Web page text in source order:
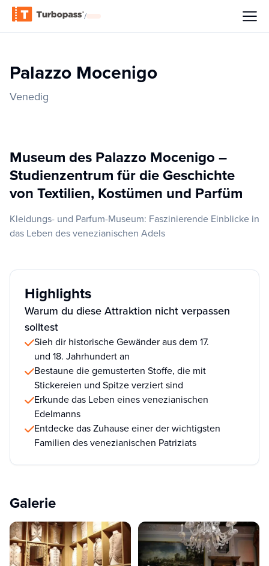
/
Palazzo Mocenigo
Venedig
Museum des Palazzo Mocenigo –
Studienzentrum für die Geschichte
von Textilien, Kostümen und Parfüm
Kleidungs- und Parfum-Museum: Faszinierende Einblicke in
das Leben des venezianischen Adels
Highlights
Warum du diese Attraktion nicht verpassen
solltest
Sieh dir historische Gewänder aus dem 17.
und 18. Jahrhundert an
Bestaune die gemusterten Stoffe, die mit
Stickereien und Spitze verziert sind
Erkunde das Leben eines venezianischen
Edelmanns
Entdecke das Zuhause einer der wichtigsten
Familien des venezianischen Patriziats
Galerie